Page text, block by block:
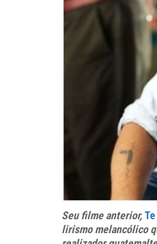
Seu filme anterior,
lirismo melancólico